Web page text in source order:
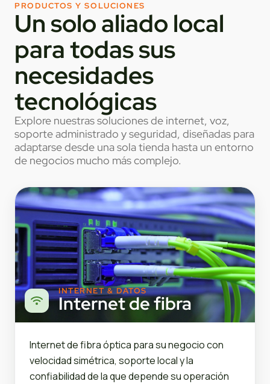
PRODUCTOS Y SOLUCIONES
Un solo aliado local
para todas sus
necesidades
tecnológicas
Explore nuestras soluciones de internet, voz,
soporte administrado y seguridad, diseñadas para
adaptarse desde una sola tienda hasta un entorno
de negocios mucho más complejo.
INTERNET & DATOS
Internet de fibra
Internet de fibra óptica para su negocio con
velocidad simétrica, soporte local y la
confiabilidad de la que depende su operación